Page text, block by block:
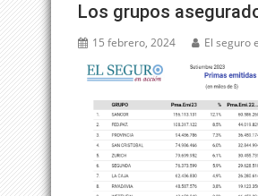
Los grupos
15 febrero, 2024 El seguro